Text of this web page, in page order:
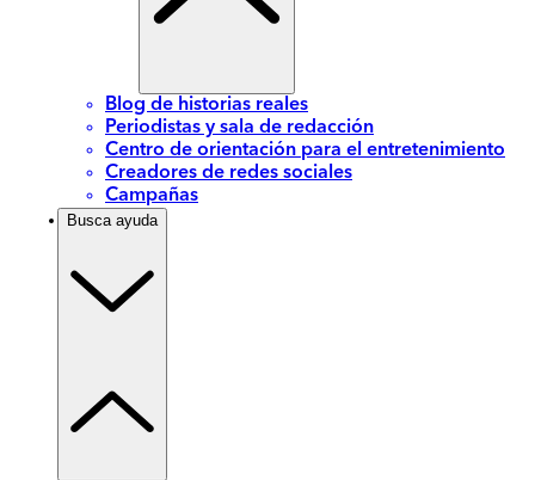
Blog de historias reales
Periodistas y sala de redacción
Centro de orientación para el entretenimiento
Creadores de redes sociales
Campañas
Busca ayuda